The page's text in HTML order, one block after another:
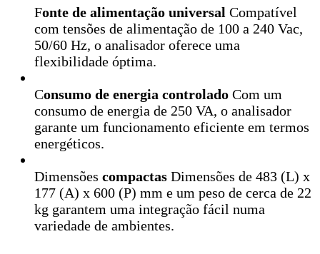
Fonte de alimentação universal Compatível
com tensões de alimentação de 100 a 240 Vac,
50/60 Hz, o analisador oferece uma
flexibilidade óptima.
Consumo de energia controlado Com um
consumo de energia de 250 VA, o analisador
garante um funcionamento eficiente em termos
energéticos.
Dimensões compactas Dimensões de 483 (L) x
177 (A) x 600 (P) mm e um peso de cerca de 22
kg garantem uma integração fácil numa
variedade de ambientes.